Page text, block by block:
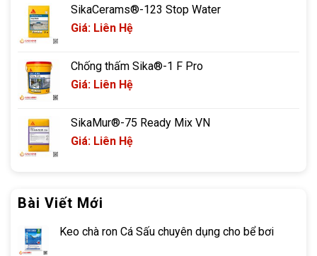
SikaCerams®-123 Stop Water
Giá: Liên Hệ
Chống thấm Sika®-1 F Pro
Giá: Liên Hệ
SikaMur®-75 Ready Mix VN
Giá: Liên Hệ
Bài Viết Mới
Keo chà ron Cá Sấu chuyên dụng cho bể bơi